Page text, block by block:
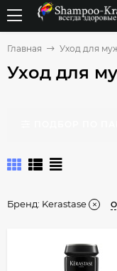
Главная Уход для
Уход для
Бренд: Kerastase